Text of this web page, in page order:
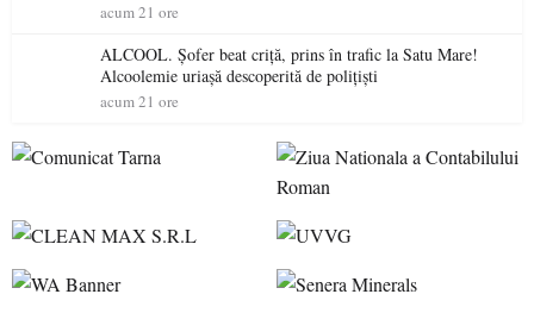
permis într-o singură zi
acum 21 ore
ALCOOL. Șofer beat criță, prins în trafic la Satu Mare!
Alcoolemie uriașă descoperită de polițiști
acum 21 ore